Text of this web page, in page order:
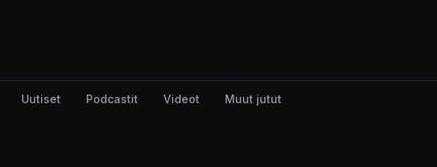
Uutiset Podcastit Videot Muut jutut